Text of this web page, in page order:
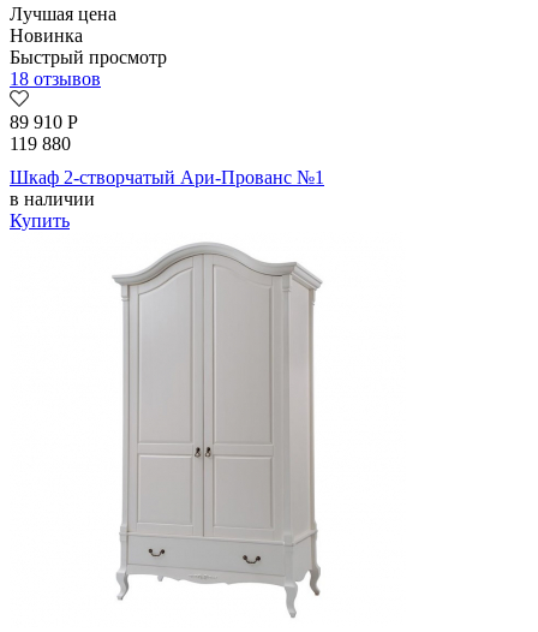
Лучшая цена
Новинка
Быстрый просмотр
18 отзывов
89 910 Р
119 880
Шкаф 2-створчатый Ари-Прованс №1
в наличии
Купить